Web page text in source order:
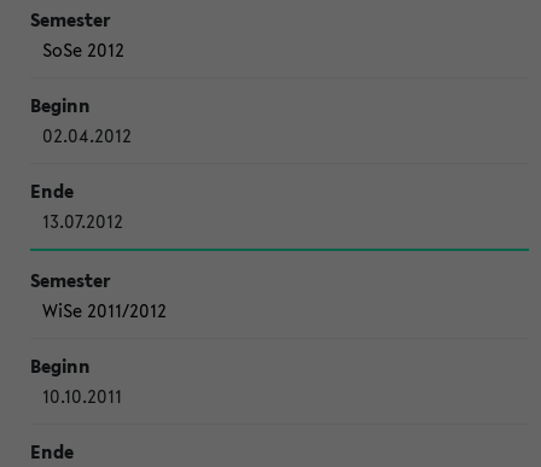
SoSe 2012
02.04.2012
13.07.2012
WiSe 2011/2012
10.10.2011